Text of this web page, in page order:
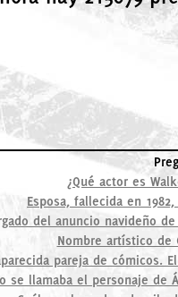
¿Qué actor es
Esposa, fallecida en
del anuncio navideño
Nombre artístico de
pareja de cómicos.
se llamaba el personaje de